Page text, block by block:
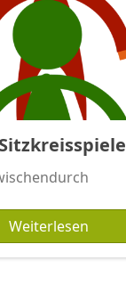
Weiterlesen